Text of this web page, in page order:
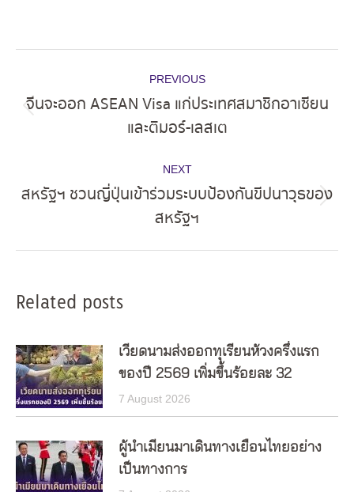
navigation
PREVIOUS
post:
จีนจะออก ASEAN Visa แก่ประเทศสมาชิกอาเซียน
และติมอร์-เลสเต
NEXT
post:
สหรัฐฯ ชวนญี่ปุ่นเข้าร่วมระบบป้องกันขีปนาวุธของ
สหรัฐฯ
Related posts
เวียดนามส่งออกทุเรียนห้วงครึ่งแรก
ของปี 2569 เพิ่มขึ้นร้อยละ 32
7 August 2026
ผู้นำเมียนมาเดินทางเยือนไทยอย่าง
เป็นทางการ